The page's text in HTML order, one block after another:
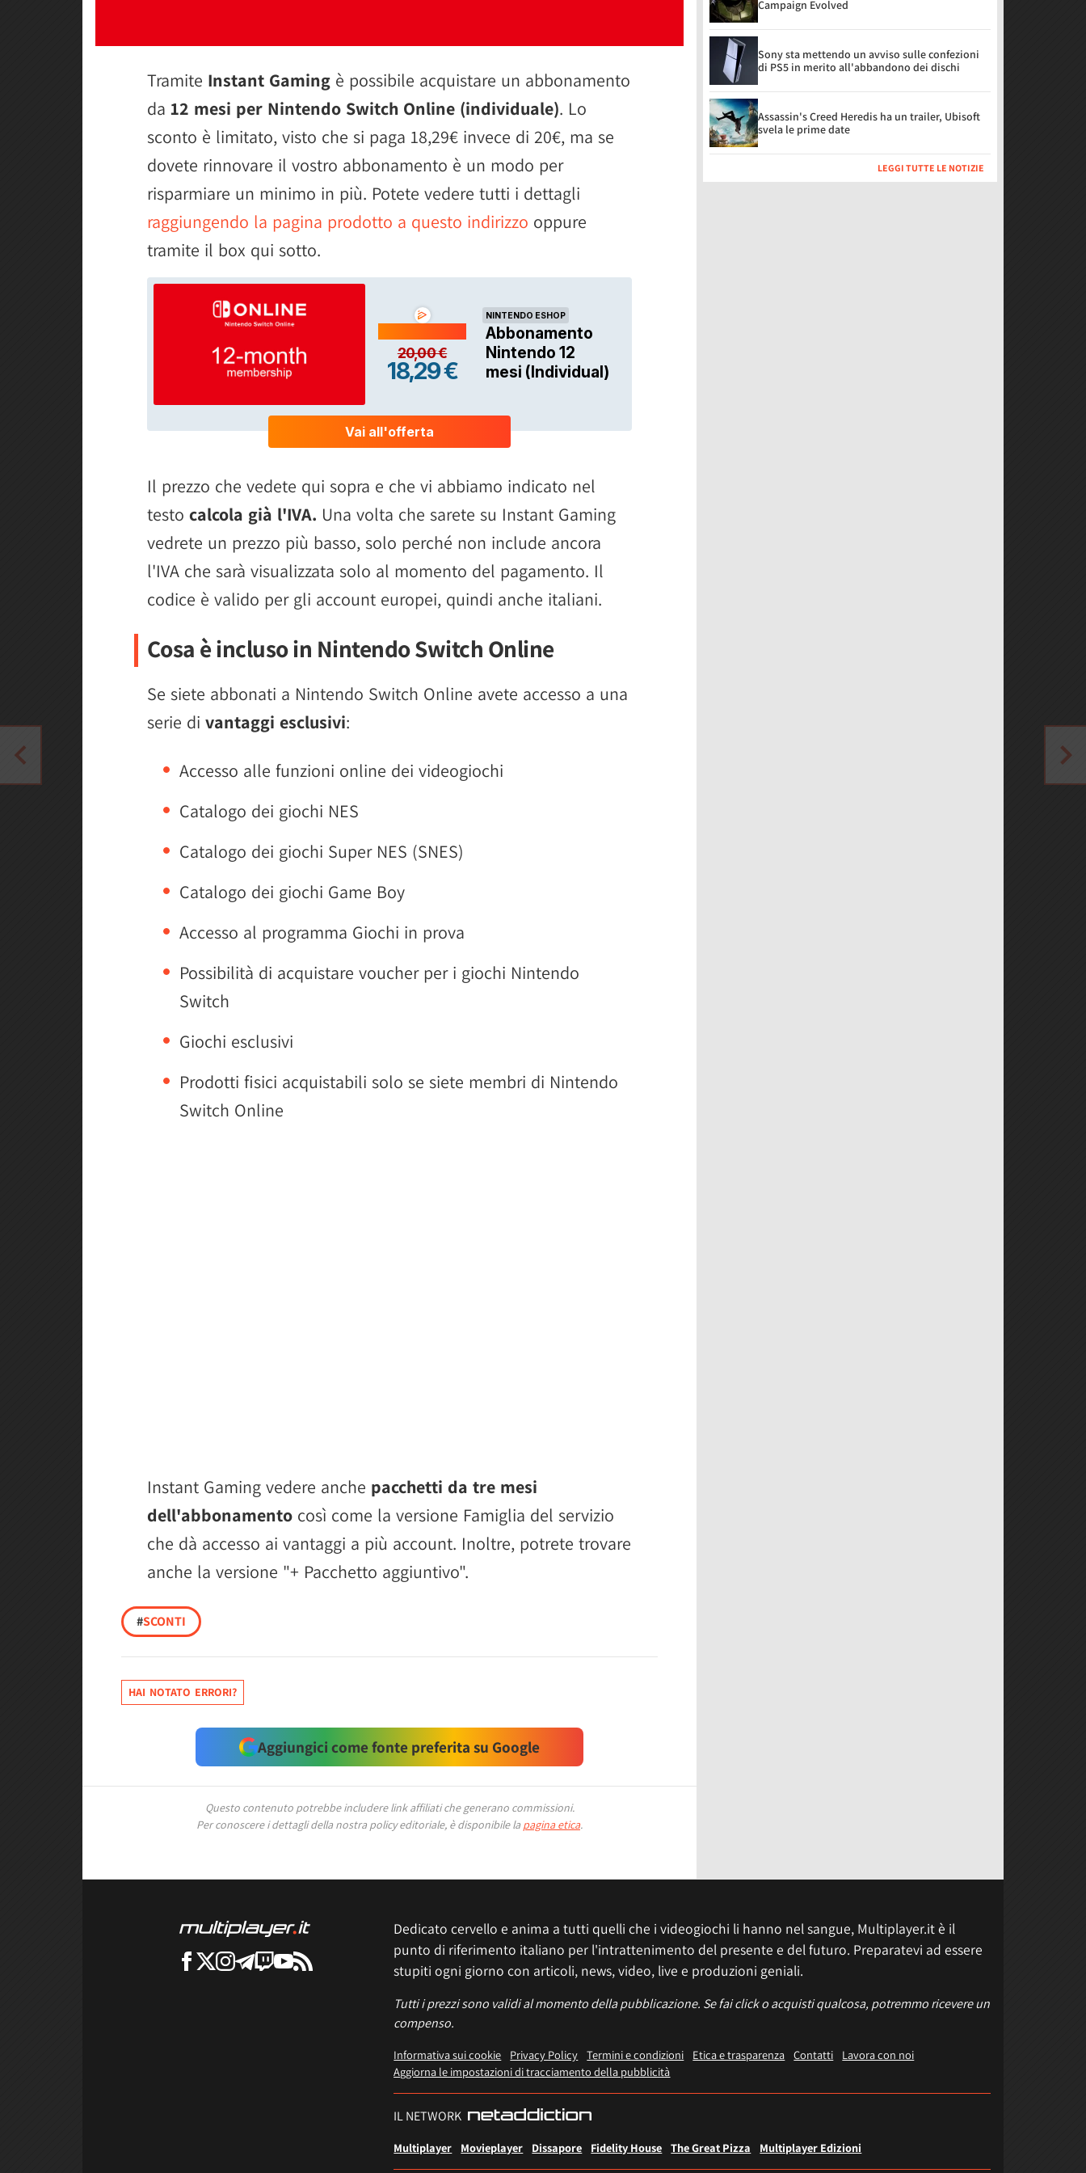
Tramite Instant Gaming è possibile acquistare un abbonamento
da 12 mesi per Nintendo Switch Online (individuale). Lo
sconto è limitato, visto che si paga 18,29€ invece di 20€, ma se
dovete rinnovare il vostro abbonamento è un modo per
risparmiare un minimo in più. Potete vedere tutti i dettagli
raggiungendo la pagina prodotto a questo indirizzo oppure
tramite il box qui sotto.
Il prezzo che vedete qui sopra e che vi abbiamo indicato nel
testo calcola già l'IVA. Una volta che sarete su Instant Gaming
vedrete un prezzo più basso, solo perché non include ancora
l'IVA che sarà visualizzata solo al momento del pagamento. Il
codice è valido per gli account europei, quindi anche italiani.
Cosa è incluso in Nintendo Switch Online
Se siete abbonati a Nintendo Switch Online avete accesso a una
serie di vantaggi esclusivi:
Accesso alle funzioni online dei videogiochi
Catalogo dei giochi NES
Catalogo dei giochi Super NES (SNES)
Catalogo dei giochi Game Boy
Accesso al programma Giochi in prova
Possibilità di acquistare voucher per i giochi Nintendo
Switch
Giochi esclusivi
Prodotti fisici acquistabili solo se siete membri di Nintendo
Switch Online
Instant Gaming vedere anche pacchetti da tre mesi
dell'abbonamento così come la versione Famiglia del servizio
che dà accesso ai vantaggi a più account. Inoltre, potrete trovare
anche la versione "+ Pacchetto aggiuntivo".
#SCONTI
HAI NOTATO ERRORI?
Aggiungici come fonte preferita su Google
Questo contenuto potrebbe includere link affiliati che generano commissioni.
Per conoscere i dettagli della nostra policy editoriale, è disponibile la pagina etica.
Campaign Evolved
Sony sta mettendo un avviso sulle confezioni
di PS5 in merito all'abbandono dei dischi
Assassin's Creed Heredis ha un trailer, Ubisoft
svela le prime date
LEGGI TUTTE LE NOTIZIE
Dedicato cervello e anima a tutti quelli che i videogiochi li hanno nel sangue, Multiplayer.it è il
punto di riferimento italiano per l'intrattenimento del presente e del futuro. Preparatevi ad essere
stupiti ogni giorno con articoli, news, video, live e produzioni geniali.
Tutti i prezzi sono validi al momento della pubblicazione. Se fai click o acquisti qualcosa, potremmo ricevere un
compenso.
Informativa sui cookie Privacy Policy Termini e condizioni Etica e trasparenza Contatti
Lavora con noi
Aggiorna le impostazioni di tracciamento della pubblicità
IL NETWORK
Multiplayer Movieplayer Dissapore Fidelity House The Great Pizza Multiplayer Edizioni